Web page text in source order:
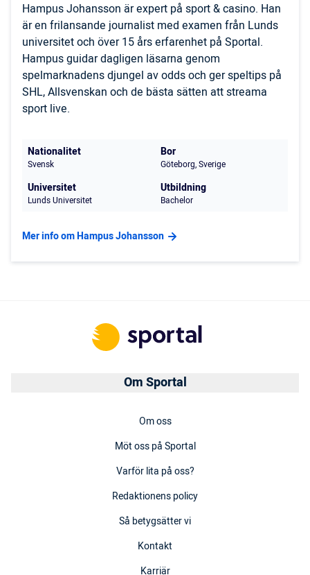
Hampus Johansson är expert på sport & casino. Han
är en frilansande journalist med examen från Lunds
universitet och över 15 års erfarenhet på Sportal.
Hampus guidar dagligen läsarna genom
spelmarknadens djungel av odds och ger speltips på
SHL, Allsvenskan och de bästa sätten att streama
sport live.
Nationalitet
Svensk
Bor
Göteborg, Sverige
Universitet
Lunds Universitet
Utbildning
Bachelor
Mer info om Hampus Johansson
Om Sportal
Om oss
Möt oss på Sportal
Varför lita på oss?
Redaktionens policy
Så betygsätter vi
Kontakt
Karriär